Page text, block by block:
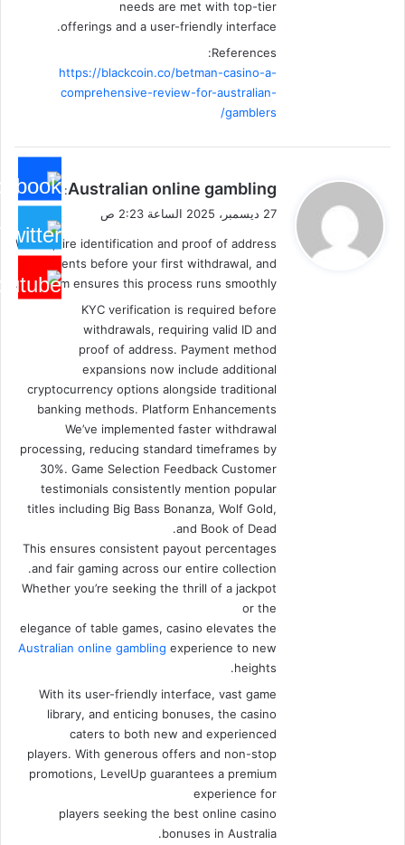
needs are met with top-tier
offerings and a user-friendly interface.
References:
https://blackcoin.co/betman-casino-a-
comprehensive-review-for-australian-
gamblers/
ي
ق
ل
Australian online gambling
:
27 ديسمبر، 2025 الساعة 2:23 ص
We require identification and proof of address
documents before your first withdrawal, and
our team ensures this process runs smoothly.
KYC verification is required before
withdrawals, requiring valid ID and
proof of address. Payment method
expansions now include additional
cryptocurrency options alongside traditional
banking methods. Platform Enhancements
We’ve implemented faster withdrawal
processing, reducing standard timeframes by
30%. Game Selection Feedback Customer
testimonials consistently mention popular
titles including Big Bass Bonanza, Wolf Gold,
and Book of Dead.
This ensures consistent payout percentages
and fair gaming across our entire collection.
Whether you’re seeking the thrill of a jackpot
or the
elegance of table games, casino elevates the
Australian online gambling experience to new
heights.
With its user-friendly interface, vast game
library, and enticing bonuses, the casino
caters to both new and experienced
players. With generous offers and non-stop
promotions, LevelUp guarantees a premium
experience for
players seeking the best online casino
bonuses in Australia.